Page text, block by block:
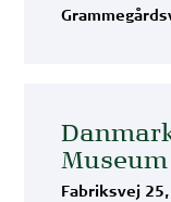
Museum
Fabriksvej